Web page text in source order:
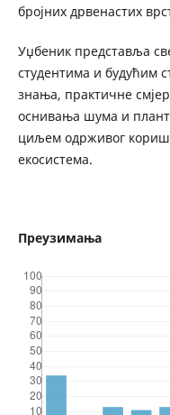
бројних дрвенастих
Уџбеник представља
студентима и будућим
знања, практичне
оснивања шума и
циљем одрживог
екосистема.
Преузимања